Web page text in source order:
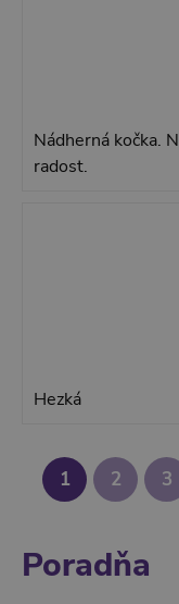
Nádherná kočka.
radost.
Hezká
1 2 3
Poradňa